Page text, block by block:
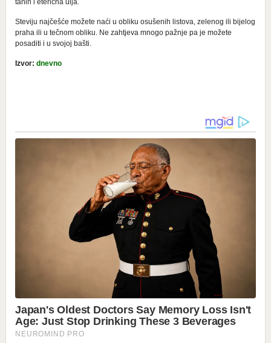
tanin i eterična ulja.
Steviju najčešće možete naći u obliku osušenih listova, zelenog ili bijelog
praha ili u tečnom obliku. Ne zahtjeva mnogo pažnje pa je možete
posaditi i u svojoj bašti.
Izvor: dnevno